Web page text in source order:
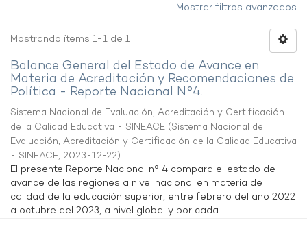
Mostrar filtros avanzados
Mostrando ítems 1-1 de 1
Balance General del Estado de Avance en
Materia de Acreditación y Recomendaciones de
Política - Reporte Nacional N°4.
Sistema Nacional de Evaluación, Acreditación y Certificación
de la Calidad Educativa - SINEACE (Sistema Nacional de
Evaluación, Acreditación y Certificación de la Calidad Educativa
- SINEACE, 2023-12-22)
El presente Reporte Nacional n° 4 compara el estado de
avance de las regiones a nivel nacional en materia de
calidad de la educación superior, entre febrero del año 2022
a octubre del 2023, a nivel global y por cada ...